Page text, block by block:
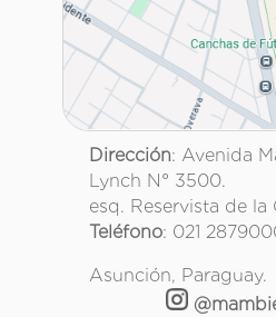
Dirección: Avenida
Lynch N° 3500.
esq. Reservista de la
Teléfono: 021
Asunción, Paraguay.